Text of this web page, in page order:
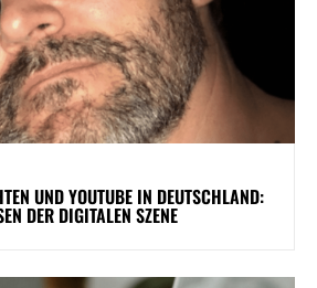
UND YOUTUBE IN DEUTSCHLAND:
DER DIGITALEN SZENE